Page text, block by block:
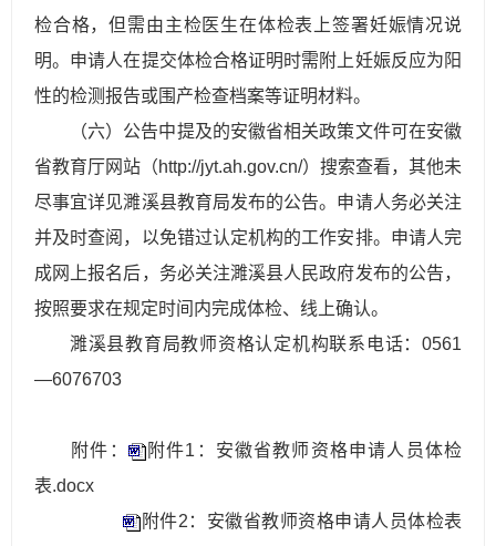
检合格，但需由主检医生在体检表上签署妊娠情况说
明。申请人在提交体检合格证明时需附上妊娠反应为阳
性的检测报告或围产检查档案等证明材料。
（六）公告中提及的安徽省相关政策文件可在安徽
省教育厅网站（http://jyt.ah.gov.cn/）搜索查看，其他未
尽事宜详见濉溪县教育局发布的公告。申请人务必关注
并及时查阅，以免错过认定机构的工作安排。申请人完
成网上报名后，务必关注濉溪县人民政府发布的公告，
按照要求在规定时间内完成体检、线上确认。
濉溪县教育局教师资格认定机构联系电话：0561
—6076703
附件：
附件1：安徽省教师资格申请人员体检
表.docx
附件2：安徽省教师资格申请人员体检表